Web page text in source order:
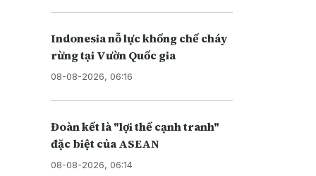
Indonesia nỗ lực khống chế cháy
rừng tại Vườn Quốc gia
08-08-2026, 06:16
Đoàn kết là "lợi thế cạnh tranh"
đặc biệt của ASEAN
08-08-2026, 06:14